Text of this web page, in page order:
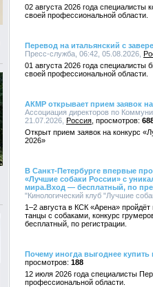
02 августа 2026 года специалисты
своей профессиональной области.
Перевод на итальянский с
Пресс-служба, 06:42, 05.08.2026,
01 августа 2026 года специалисты
своей профессиональной области.
АКМР открывает прием заявок
Ассоциация директоров по
21.07.2026, Россия
Открыт прием заявок на конкурс
2026»
В Санкт-Петербурге впервые
«Лучшие собаки России» с
мира.Вход — бесплатный, по
"Кинологический клуб "Лучшие
1–2 августа в КСК «Арена»
танцы с собаками, конкурс
бесплатный, по регистрации.
Почему иногда выгоднее
188
12 июля 2026 года специалисты
профессиональной области.